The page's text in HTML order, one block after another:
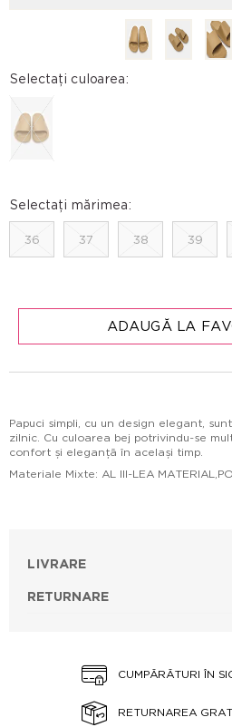
Selectați culoarea:
Selectați mărimea:
36 37 38 39
ADAUGĂ LA
Papuci simpli, cu un design elegant,
zilnic. Cu culoarea bej potrivindu-se
confort și eleganță în același timp.
Materiale Mixte: AL III-LEA
LIVRARE
RETURNARE
CUMPĂRĂTURI ÎN
RETURNAREA